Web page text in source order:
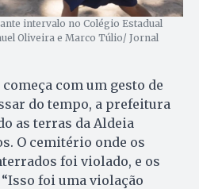
intervalo no Colégio Estadual
Oliveira e Marco Túlio/ Jornal
com um gesto de
do tempo, a prefeitura
as terras da Aldeia
O cemitério onde os
foi violado, e os
foi uma violação